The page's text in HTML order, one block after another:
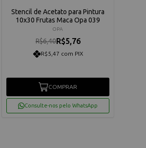
Stencil de Acetato para Pintura
10x30 Frutas Maca Opa 039
OPA
R$6,40R$5,76
R$5,47 com PIX
COMPRAR
Consulte-nos pelo WhatsApp